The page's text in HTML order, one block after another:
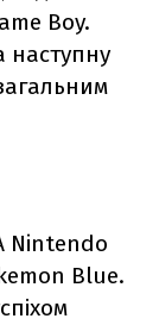
Boy.
наступну
Nintendo
Blue.